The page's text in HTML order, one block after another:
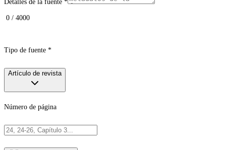
Detalles de la fuente *
0 / 4000
Tipo de fuente *
Artículo de revista
Número de página